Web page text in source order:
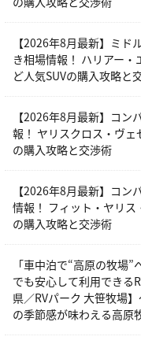
【2026年8月最新】ミド
き相場情報！ ハリアー
ど人気SUVの購入攻略と
【2026年8月最新】コン
報！ ヤリスクロス・ヴ
の購入攻略と交渉術
【2026年8月最新】コン
情報！ フィット・ヤリ
の購入攻略と交渉術
「車中泊で“高原の牧場
でも安心して利用できる
県／RVパーク 大笹牧場
の季節感が味わえる高原